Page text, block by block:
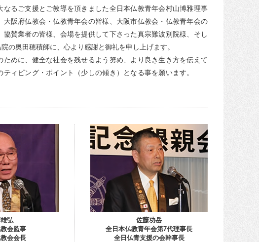
るご支援とご教導を頂きました全日本仏教青年会村山博雅理事
阪府仏教会・仏教青年会の皆様、大阪市仏教会・仏教青年会の
賛業者の皆様、会場を提供して下さった真宗難波別院様、そし
の奥田穂積師に、心より感謝と御礼を申し上げます。
めに、健全な社会を残せるよう努め、より良き生き方を伝えて
ティピング・ポイント（少しの傾き）となる事を願います。
弘
会監事
会会長
佐藤功岳
全日本仏教青年会第7代理事長
全日仏青支援の会幹事長